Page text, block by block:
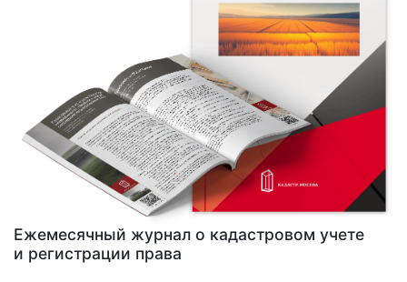
Ежемесячный журнал о кадастровом учете
и регистрации права